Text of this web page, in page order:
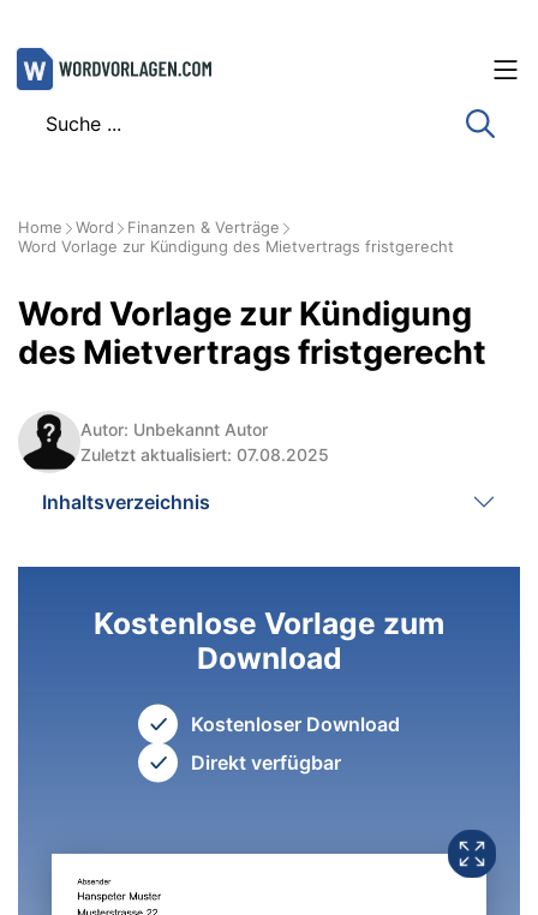
Zum
Inhalt
Home Word
Finanzen & Verträge
Word Vorlage zur Kündigung des Mietvertrags fristgerecht
Word Vorlage zur Kündigung
des Mietvertrags fristgerecht
Autor: Unbekannt Autor
Zuletzt aktualisiert: 07.08.2025
Inhaltsverzeichnis
Kostenlose Vorlage zum
Download
Kostenloser Download
Direkt verfügbar